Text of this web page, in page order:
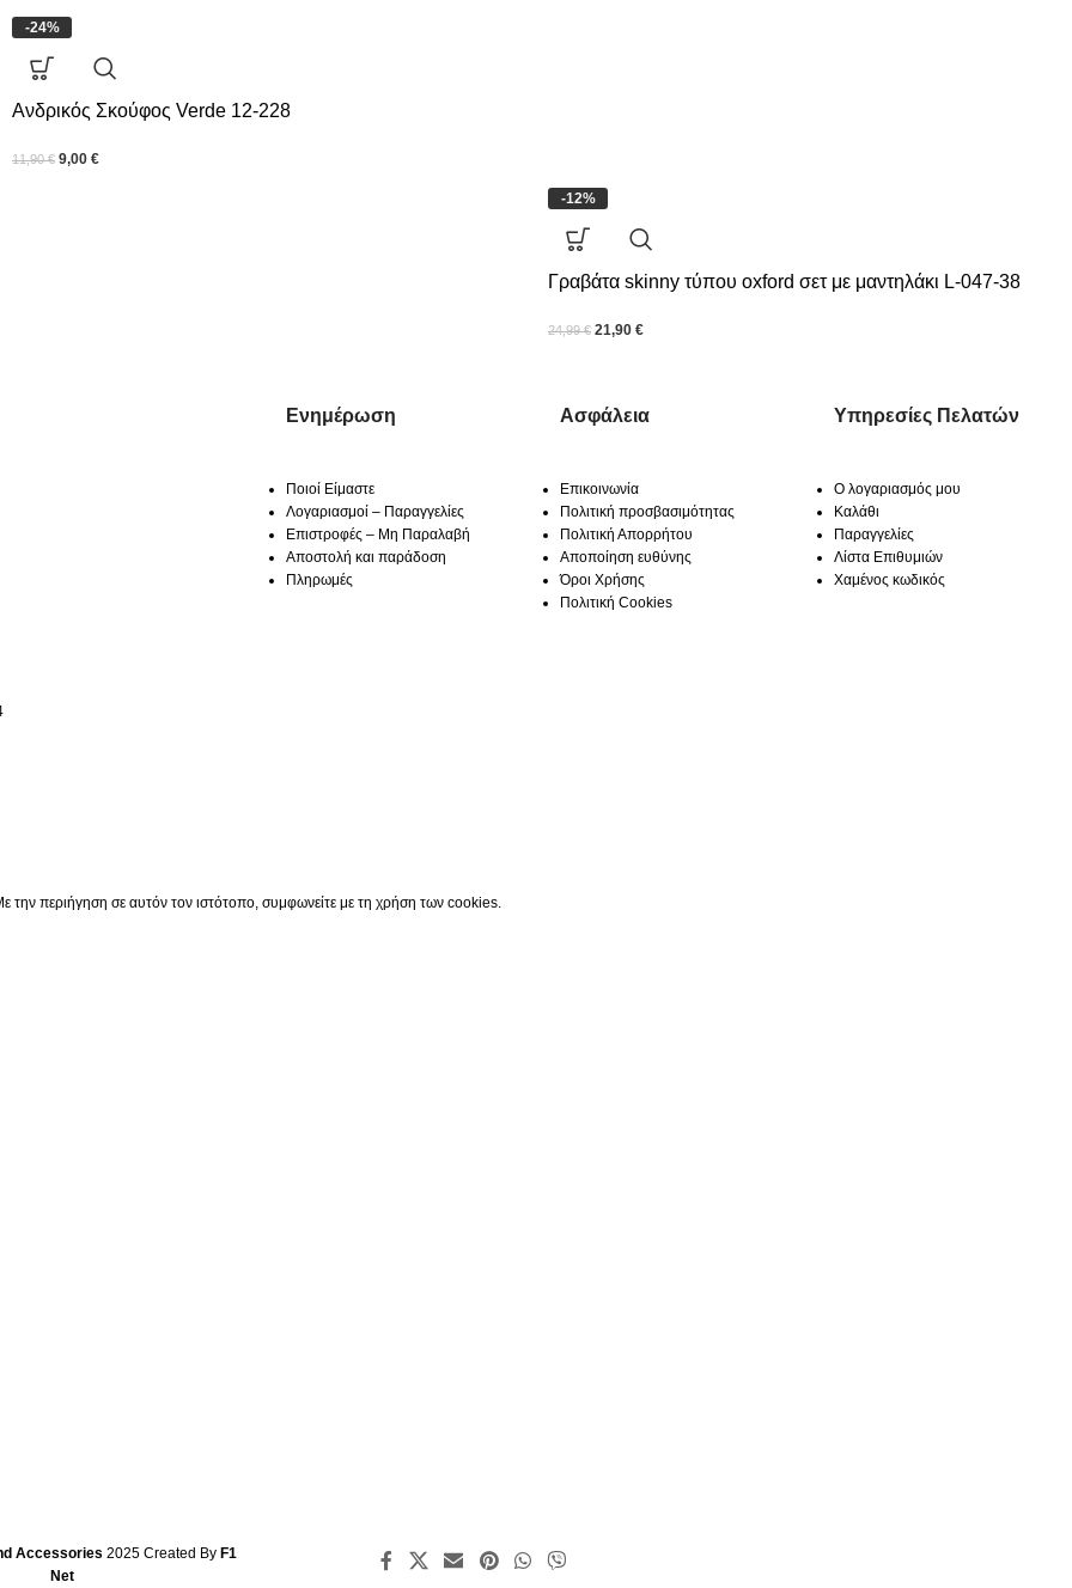
-24%
Ανδρικός Σκούφος Verde 12-228
11,90€ 9,00 €
-12%
Γραβάτα skinny τύπου oxford σετ με μαντηλάκι L-047-38
24,99€ 21,90 €
Ενημέρωση
Ποιοί Είμαστε
Λογαριασμοί – Παραγγελίες
Επιστροφές – Μη Παραλαβή
Αποστολή και παράδοση
Πληρωμές
Ασφάλεια
Επικοινωνία
Πολιτική προσβασιμότητας
Πολιτική Απορρήτου
Αποποίηση ευθύνης
Όροι Χρήσης
Πολιτική Cookies
Υπηρεσίες Πελατών
Ο λογαριασμός μου
Καλάθι
Παραγγελίες
Λίστα Επιθυμιών
Χαμένος κωδικός
την περιήγηση σε αυτόν τον ιστότοπο, συμφωνείτε με τη χρήση των cookies.
Accessories 2025 Created By F1
Net